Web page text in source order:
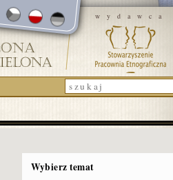
wydawca
Wybierz temat